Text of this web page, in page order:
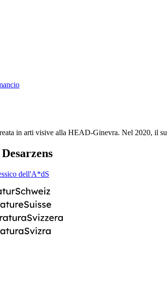
in arti visive alla HEAD-Ginevra. Nel 2020, il
dell'A*dS